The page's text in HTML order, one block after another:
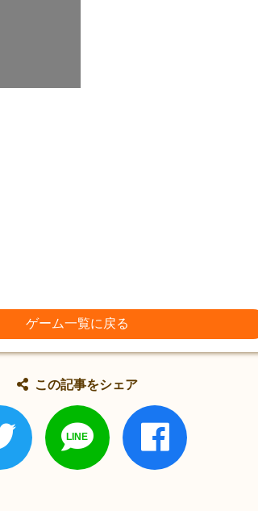
ゲーム一覧に戻る
この記事をシェア